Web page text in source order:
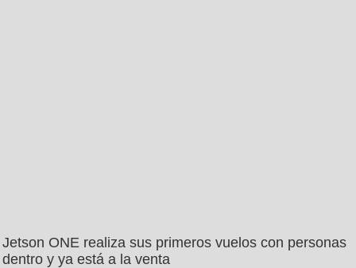
Jetson ONE realiza sus primeros vuelos con personas
dentro y ya está a la venta